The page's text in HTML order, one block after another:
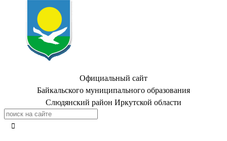
Официальный сайт
Байкальского муниципального образования
Слюдянский район Иркутской области